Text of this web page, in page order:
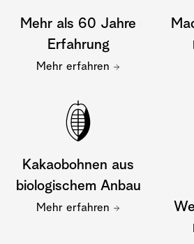
Mehr als 60 Jahre
Erfahrung
Mehr erfahren
Kakaobohnen aus
biologischem Anbau
Mehr erfahren